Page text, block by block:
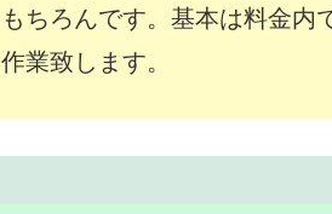
もちろんです。基本は料金
作業致します。